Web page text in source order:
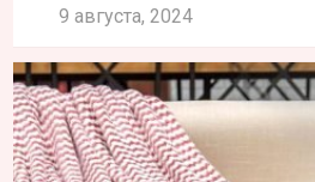
9 августа, 2024